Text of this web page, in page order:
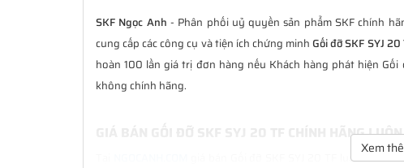
SKF Ngọc Anh - Phân phối uỷ quyền sản phẩm SKF chính
cung cấp các công cụ và tiện ích chứng minh Gối đỡ SKF SYJ
hoàn 100 lần giá trị đơn hàng nếu Khách hàng phát hiện
không chính hãng.
GIÁ BÁN GỐI ĐỠ SKF SYJ 20 TF CHÍNH HÃNG LUÔN
giá bán Gối đỡ SKF SYJ 20 TF luôn là tốt
Xem